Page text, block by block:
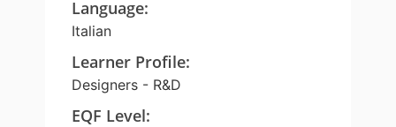
Language:
Italian
Learner Profile:
Designers - R&D
EQF Level: